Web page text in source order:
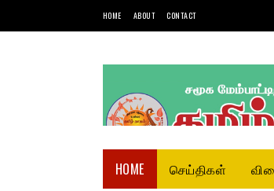
HOME ABOUT CONTACT
HOME செய்திகள்